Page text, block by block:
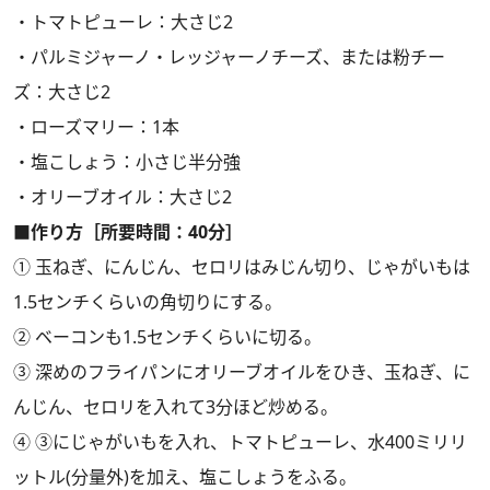
・トマトピューレ：大さじ2
・パルミジャーノ・レッジャーノチーズ、または粉チー
ズ：大さじ2
・ローズマリー：1本
・塩こしょう：小さじ半分強
・オリーブオイル：大さじ2
■作り方［所要時間：40分］
① 玉ねぎ、にんじん、セロリはみじん切り、じゃがいもは
1.5センチくらいの角切りにする。
② ベーコンも1.5センチくらいに切る。
③ 深めのフライパンにオリーブオイルをひき、玉ねぎ、に
んじん、セロリを入れて3分ほど炒める。
④ ③にじゃがいもを入れ、トマトピューレ、水400ミリリ
ットル(分量外)を加え、塩こしょうをふる。